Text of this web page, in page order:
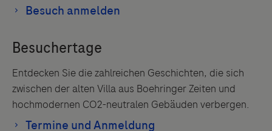
Entdecken Sie die zahlreichen Geschichten, die sich
zwischen der alten Villa aus Boehringer Zeiten und
hochmodernen CO2-neutralen Gebäuden verbergen.